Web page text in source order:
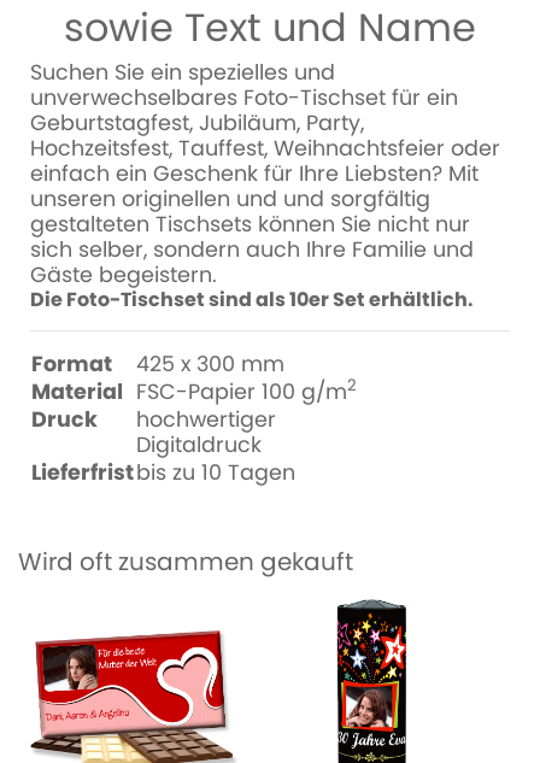
sowie Text und Name
Suchen Sie ein spezielles und
unverwechselbares Foto-Tischset für ein
Geburtstagfest, Jubiläum, Party,
Hochzeitsfest, Tauffest, Weihnachtsfeier oder
einfach ein Geschenk für Ihre Liebsten? Mit
unseren originellen und und sorgfältig
gestalteten Tischsets können Sie nicht nur
sich selber, sondern auch Ihre Familie und
Gäste begeistern.
Die Foto-Tischset sind als 10er Set erhältlich.
Format
425 x 300 mm
Material FSC-Papier 100 g/m2
Druck
hochwertiger
Digitaldruck
Lieferfristbis zu 10 Tagen
Wird oft zusammen gekauft